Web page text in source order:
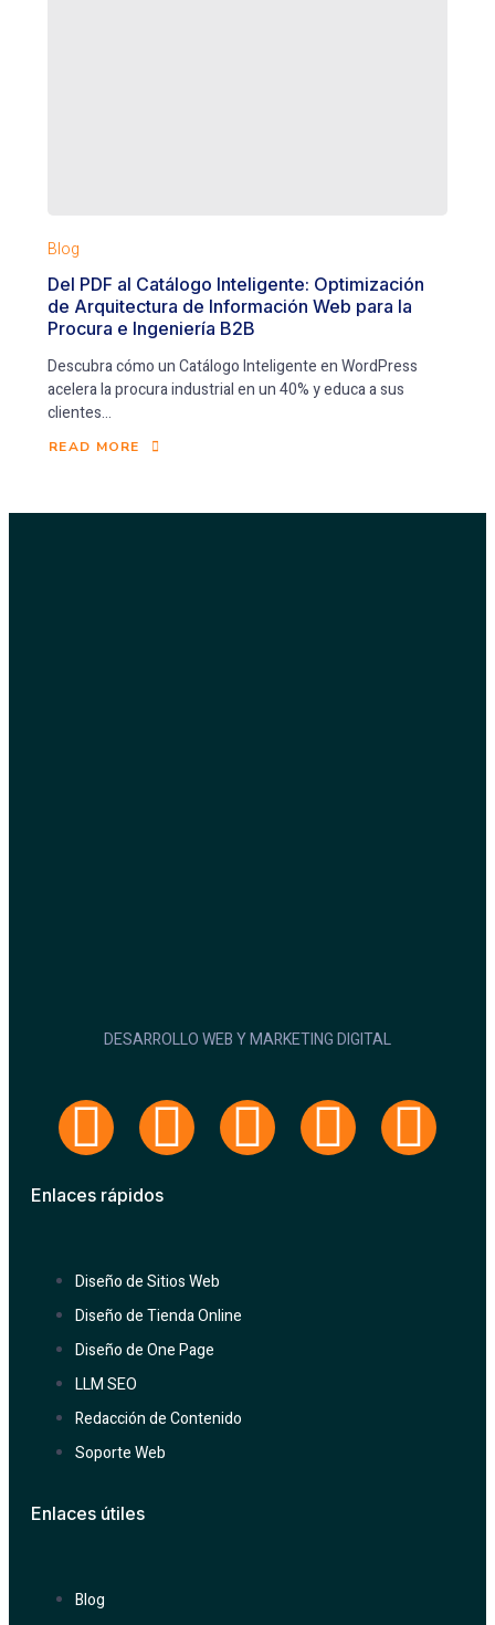
Blog
Del PDF al Catálogo Inteligente: Optimización
de Arquitectura de Información Web para la
Procura e Ingeniería B2B
Descubra cómo un Catálogo Inteligente en WordPress
acelera la procura industrial en un 40% y educa a sus
clientes...
READ MORE
DESARROLLO WEB Y MARKETING DIGITAL
Enlaces rápidos
Diseño de Sitios Web
Diseño de Tienda Online
Diseño de One Page
LLM SEO
Redacción de Contenido
Soporte Web
Enlaces útiles
Blog